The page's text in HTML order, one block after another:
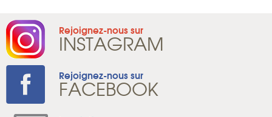
Rejoignez-nous sur
INSTAGRAM
Rejoignez-nous sur
FACEBOOK